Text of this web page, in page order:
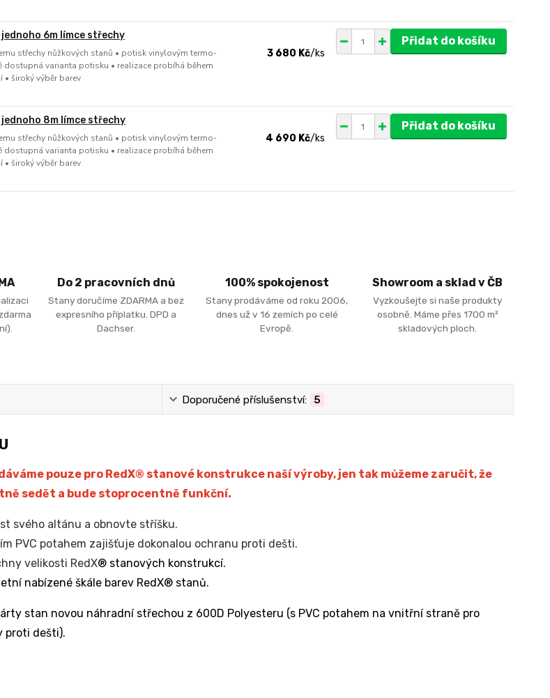
6m límce střechy
střechy nůžkových stanů • potisk vinylovým termo-
dostupná varianta potisku • realizace probíhá během
široký výběr barev
3 680 Kč/ks
Přidat do košíku
8m límce střechy
střechy nůžkových stanů • potisk vinylovým termo-
dostupná varianta potisku • realizace probíhá během
široký výběr barev
4 690 Kč/ks
Přidat do košíku
Do 2 pracovních dnů
Stany doručíme ZDARMA a bez
expresního příplatku. DPD a
Dachser.
100% spokojenost
Stany prodáváme od roku 2006,
dnes už v 16 zemích po celé
Evropě.
Showroom a sklad v ČB
Vyzkoušejte si naše produkty
osobně. Máme přes 1700 m²
skladových ploch.
Doporučené příslušenství: 5
pouze pro RedX® stanové konstrukce naší výroby, jen tak můžeme zaručit, že
sedět a bude stoprocentně funkční.
svého altánu a obnovte stříšku.
PVC potahem zajišťuje dokonalou ochranu proti dešti.
velikosti RedX® stanových konstrukcí.
nabízené škále barev RedX® stanů.
stan novou náhradní střechou z 600D Polyesteru (s PVC potahem na vnitřní straně pro
proti dešti).